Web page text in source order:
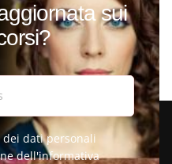
sui
dati personali
dell'informativa